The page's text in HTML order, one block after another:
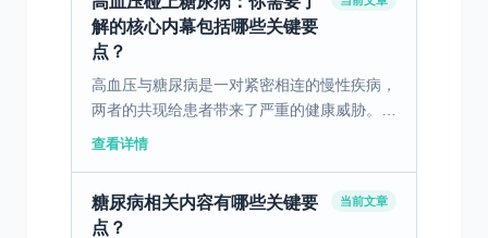
解的核心内幕包括哪些关键要
点？
高血压与糖尿病是一对紧密相连的慢性疾病，
两者的共现给患者带来了严重的健康威胁。一
旦你了解了它们的真相，你就能更好地保护自
查看详情
糖尿病相关内容有哪些关键要
点？
当前文章